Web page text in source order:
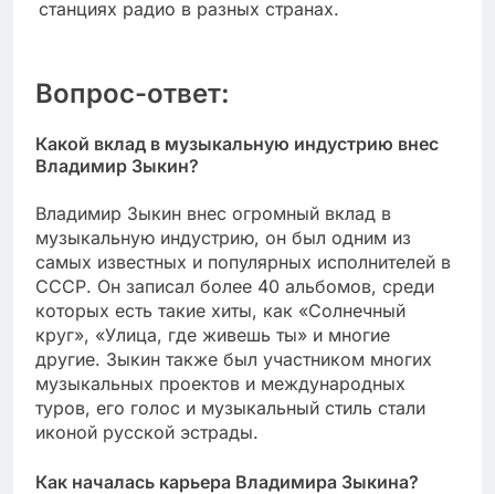
станциях радио в разных странах.
Вопрос-ответ:
Какой вклад в музыкальную индустрию внес
Владимир Зыкин?
Владимир Зыкин внес огромный вклад в
музыкальную индустрию, он был одним из
самых известных и популярных исполнителей в
СССР. Он записал более 40 альбомов, среди
которых есть такие хиты, как «Солнечный
круг», «Улица, где живешь ты» и многие
другие. Зыкин также был участником многих
музыкальных проектов и международных
туров, его голос и музыкальный стиль стали
иконой русской эстрады.
Как началась карьера Владимира Зыкина?